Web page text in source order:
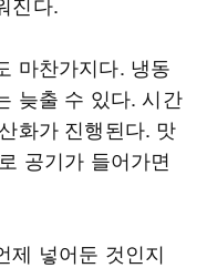
마찬가지다. 냉동
늦출 수 있다. 시간
화가 진행된다. 맛
공기가 들어가면
제 넣어둔 것인지